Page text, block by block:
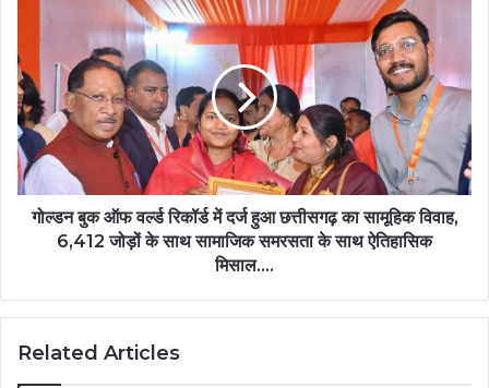
ऑफ
वर्ल्ड
रिकॉर्ड
में
दर्ज
हुआ
छत्तीसगढ़
जोड़ों
साथ
गोल्डन बुक ऑफ वर्ल्ड रिकॉर्ड में दर्ज हुआ छत्तीसगढ़ का सामूहिक विवाह,
6,412 जोड़ों के साथ सामाजिक समरसता के साथ ऐतिहासिक
मिसाल….
Related Articles